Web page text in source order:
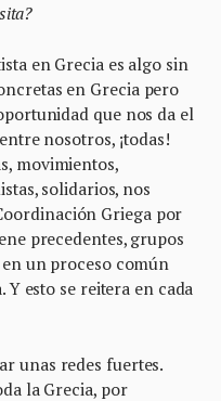
en Grecia es algo sin
en Grecia pero
que nos da el
nosotros, ¡todas!
movimientos,
solidarios, nos
Griega por
precedentes, grupos
un proceso común
esto se reitera en cada
unas redes fuertes.
la Grecia, por